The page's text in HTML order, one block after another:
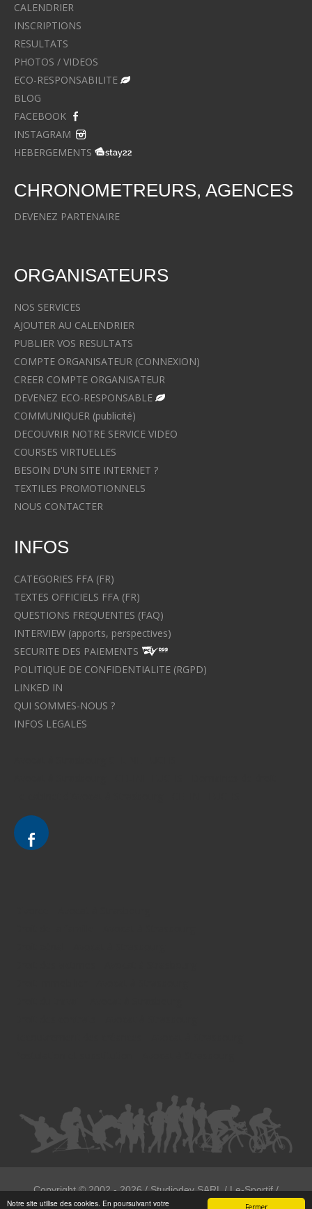
Fermer
Notre site utilise des cookies. En poursuivant votre
CALENDRIER
INSCRIPTIONS
RESULTATS
PHOTOS / VIDEOS
ECO-RESPONSABILITE
BLOG
FACEBOOK
INSTAGRAM
HEBERGEMENTS
CHRONOMETREURS, AGENCES
DEVENEZ PARTENAIRE
ORGANISATEURS
NOS SERVICES
AJOUTER AU CALENDRIER
PUBLIER VOS RESULTATS
COMPTE ORGANISATEUR (CONNEXION)
CREER COMPTE ORGANISATEUR
DEVENEZ ECO-RESPONSABLE
COMMUNIQUER (publicité)
DECOUVRIR NOTRE SERVICE VIDEO
COURSES VIRTUELLES
BESOIN D'UN SITE INTERNET ?
TEXTILES PROMOTIONNELS
NOUS CONTACTER
INFOS
CATEGORIES FFA (FR)
TEXTES OFFICIELS FFA (FR)
QUESTIONS FREQUENTES (FAQ)
INTERVIEW (apports, perspectives)
SECURITE DES PAIEMENTS
POLITIQUE DE CONFIDENTIALITE (RGPD)
LINKED IN
QUI SOMMES-NOUS ?
INFOS LEGALES
Copyright ©2002 - 2026/ Studiodev SARL / Le-Sportif /
Registration4all